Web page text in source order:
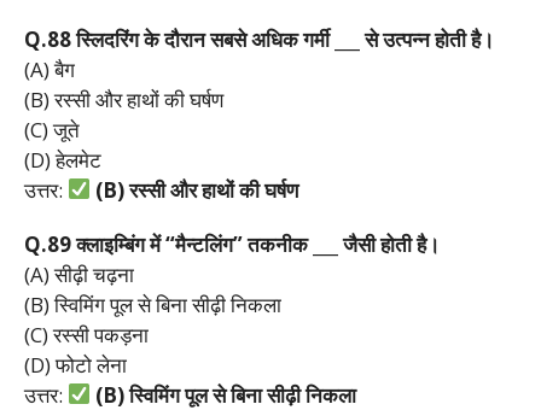
Q.88स्लिदरिंगकेदौरानसबसेअधिकगर्मी ___सेउत्पन्नहोतीहै।
(A) बैग
(B) रस्सी और हाथों की घर्षण
(C) जूते
(D) हेलमेट
उत्तर:
(B)रस्सीऔरहाथोंकीघर्षण
Q.89क्लाइम्बिंगमें “मैन्टलिंग”तकनीक ___जैसीहोतीहै।
(A) सीढ़ी चढ़ना
(B) स्विमिंग पूल से बिना सीढ़ी निकला
(C) रस्सी पकड़ना
(D) फोटो लेना
उत्तर:
(B)स्विमिंगपूलसेबिनासीढ़ीनिकला